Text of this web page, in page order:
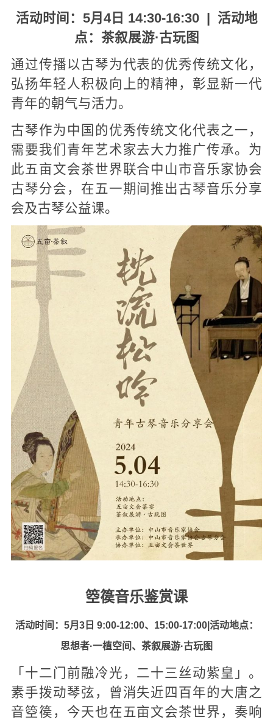
活动时间：5月4日 14:30-16:30 | 活动地
点：茶叙展游·古玩图
通过传播以古琴为代表的优秀传统文化，
弘扬年轻人积极向上的精神，彰显新一代
青年的朝气与活力。
古琴作为中国的优秀传统文化代表之一，
需要我们青年艺术家去大力推广传承。为
此五亩文会茶世界联合中山市音乐家协会
古琴分会，在五一期间推出古琴音乐分享
会及古琴公益课。
箜篌音乐鉴赏课
活动时间：5月3日 9:00-12:00、15:00-17:00| 活动地点：
思想者·一植空间、茶叙展游·古玩图
「十二门前融冷光，二十三丝动紫皇」。
素手拨动琴弦，曾消失近四百年的大唐之
音箜篌，今天也在五亩文会茶世界，奏响